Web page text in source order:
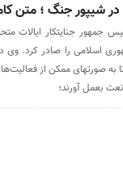
شیپور جنگ ؛ متن
جمهور جنایتکار ایالات
اسلامی را صادر کرد. وی
به صورتهای ممکن از
بعمل آورند؛